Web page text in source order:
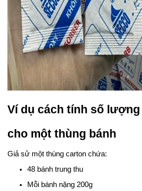
Ví dụ cách tính số
cho một thùng bánh
Giả sử một thùng carton chứa:
48 bánh trung thu
Mỗi bánh nặng 200g